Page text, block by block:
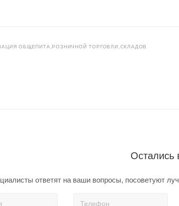
ОБЩЕПИТА,РОЗНИЧНОЙ ТОРГОВЛИ,СКЛАДОВ
Остались
ответят на ваши вопросы, посоветуют